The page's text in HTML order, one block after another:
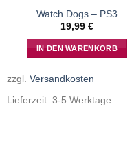
Watch Dogs – PS3
19,99 €
IN DEN WARENKORB
zzgl. Versandkosten
Lieferzeit: 3-5 Werktage